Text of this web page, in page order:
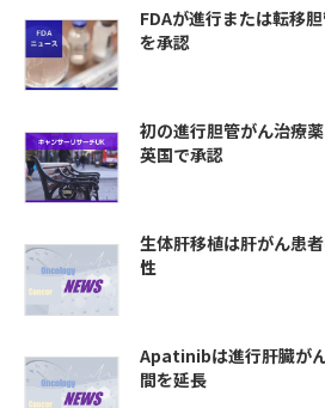
FDAが進行または転移
を承認
初の進行胆管がん治療
英国で承認
生体肝移植は肝がん患
性
Apatinibは進行肝臓が
間を延長